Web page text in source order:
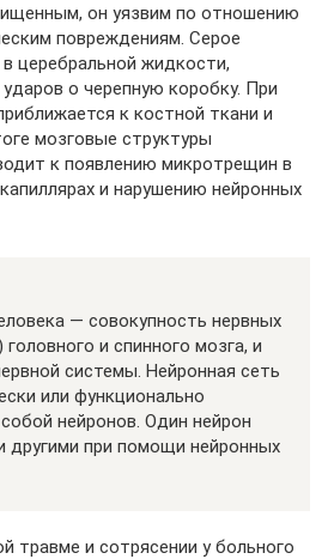
он уязвим по отношению
повреждениям. Серое
церебральной жидкости,
о черепную коробку. При
к костной ткани и
мозговые структуры
к появлению микротрещин в
и нарушению нейронных
— совокупность нервных
и спинного мозга, и
системы. Нейронная сеть
или функционально
нейронов. Один нейрон
другими при помощи нейронных
травме и сотрясении у больного